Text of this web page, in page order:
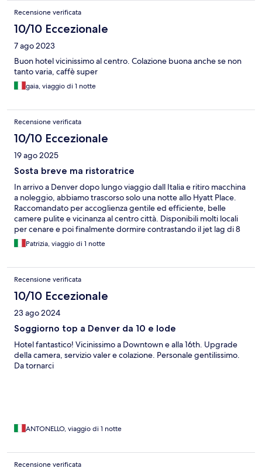
Recensione verificata
10/10 Eccezionale
7 ago 2023
Buon hotel vicinissimo al centro. Colazione buona anche se non
tanto varia, caffè super
gaia, viaggio di 1 notte
Recensione verificata
10/10 Eccezionale
19 ago 2025
Sosta breve ma ristoratrice
In arrivo a Denver dopo lungo viaggio dall Italia e ritiro macchina
a noleggio, abbiamo trascorso solo una notte allo Hyatt Place.
Raccomandato per accoglienza gentile ed efficiente, belle
camere pulite e vicinanza al centro città. Disponibili molti locali
per cenare e poi finalmente dormire contrastando il jet lag di 8
ore.Patrizia, viaggio di 1 notte
Recensione verificata
10/10 Eccezionale
23 ago 2024
Soggiorno top a Denver da 10 e lode
Hotel fantastico! Vicinissimo a Downtown e alla 16th. Upgrade
della camera, servizio valer e colazione. Personale gentilissimo.
Da tornarci
ANTONELLO, viaggio di 1 notte
Recensione verificata